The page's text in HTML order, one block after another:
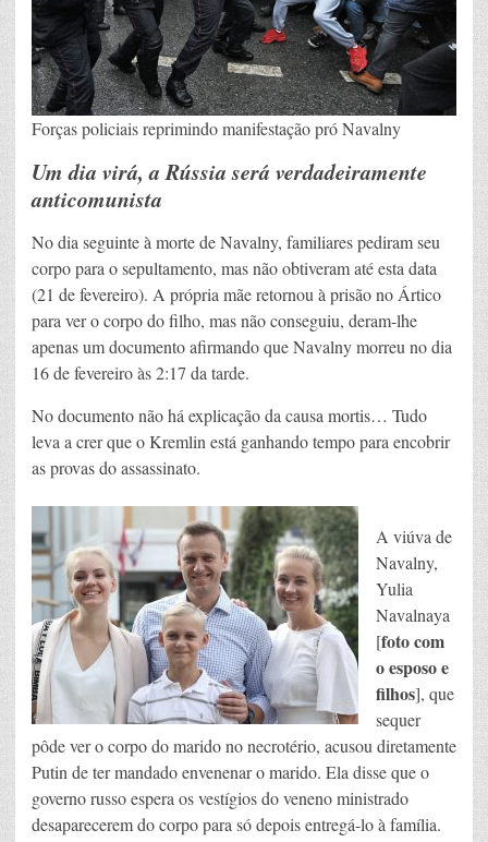
Forças policiais reprimindo manifestação pró Navalny
Um dia virá, a Rússia será verdadeiramente
anticomunista
No dia seguinte à morte de Navalny, familiares pediram seu
corpo para o sepultamento, mas não obtiveram até esta data
(21 de fevereiro). A própria mãe retornou à prisão no Ártico
para ver o corpo do filho, mas não conseguiu, deram-lhe
apenas um documento afirmando que Navalny morreu no dia
16 de fevereiro às 2:17 da tarde.
No documento não há explicação da causa mortis… Tudo
leva a crer que o Kremlin está ganhando tempo para encobrir
as provas do assassinato.
A viúva de
Navalny,
Yulia
Navalnaya
[foto com
o esposo e
filhos], que
sequer
pôde ver o corpo do marido no necrotério, acusou diretamente
Putin de ter mandado envenenar o marido. Ela disse que o
governo russo espera os vestígios do veneno ministrado
desaparecerem do corpo para só depois entregá-lo à família.